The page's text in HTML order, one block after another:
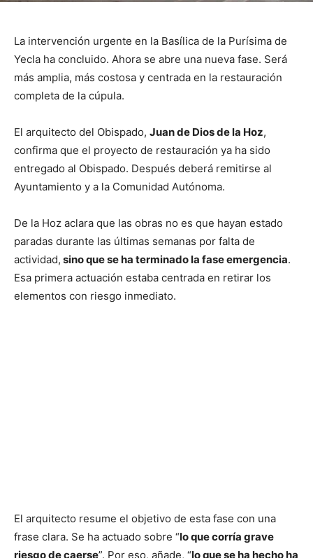
La intervención urgente en la Basílica de la Purísima de
Yecla ha concluido. Ahora se abre una nueva fase. Será
más amplia, más costosa y centrada en la restauración
completa de la cúpula.
El arquitecto del Obispado, Juan de Dios de la Hoz,
confirma que el proyecto de restauración ya ha sido
entregado al Obispado. Después deberá remitirse al
Ayuntamiento y a la Comunidad Autónoma.
De la Hoz aclara que las obras no es que hayan estado
paradas durante las últimas semanas por falta de
actividad, sino que se ha terminado la fase emergencia.
Esa primera actuación estaba centrada en retirar los
elementos con riesgo inmediato.
El arquitecto resume el objetivo de esta fase con una
frase clara. Se ha actuado sobre “lo que corría grave
riesgo de caerse”. Por eso, añade, “lo que se ha hecho ha